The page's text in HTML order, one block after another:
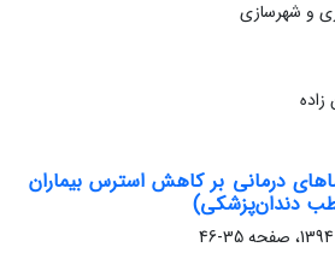
درمانی بر کاهش استرس بیماران
دندان‌پزشکی)
35-46